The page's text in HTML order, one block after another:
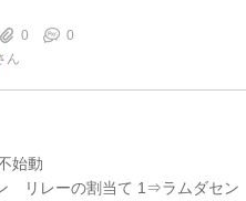
0
0
ん
点いてE/g不始動
割当て 1⇒ラムダセン